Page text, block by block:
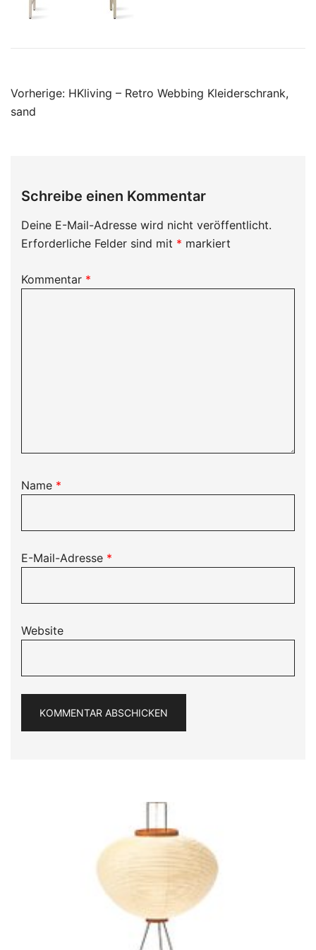
Beitragsnavigation
Vorherige: HKliving – Retro Webbing Kleiderschrank,
sand
Schreibe einen Kommentar
Deine E-Mail-Adresse wird nicht veröffentlicht.
Erforderliche Felder sind mit * markiert
Kommentar *
Name *
E-Mail-Adresse *
Website